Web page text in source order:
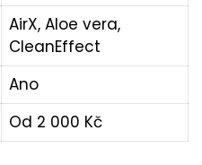
AirX, Aloe vera,
CleanEffect
Ano
Od 2 000 Kč